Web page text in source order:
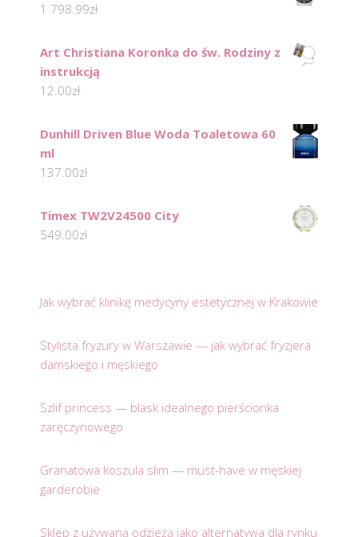
1 798.99zł
Art Christiana Koronka do św. Rodziny z
instrukcją
12.00zł
Dunhill Driven Blue Woda Toaletowa 60
ml
137.00zł
Timex TW2V24500 City
549.00zł
Jak wybrać klinikę medycyny estetycznej w Krakowie
Stylista fryzury w Warszawie — jak wybrać fryzjera
damskiego i męskiego
Szlif princess — blask idealnego pierścionka
zaręczynowego
Granatowa koszula slim — must-have w męskiej
garderobie
Sklep z używaną odzieżą jako alternatywa dla rynku